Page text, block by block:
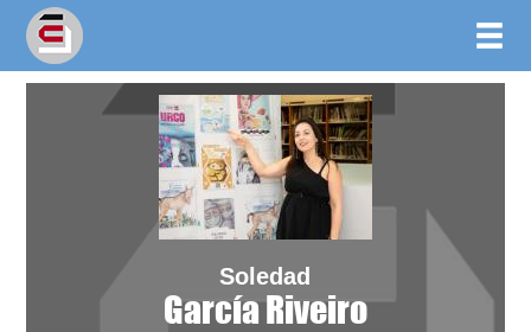
Soledad
García Riveiro